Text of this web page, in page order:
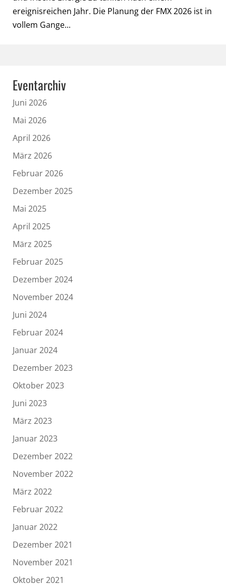
ereignisreichen Jahr. Die Planung der FMX 2026 ist in
vollem Gange...
Eventarchiv
Juni 2026
Mai 2026
April 2026
März 2026
Februar 2026
Dezember 2025
Mai 2025
April 2025
März 2025
Februar 2025
Dezember 2024
November 2024
Juni 2024
Februar 2024
Januar 2024
Dezember 2023
Oktober 2023
Juni 2023
März 2023
Januar 2023
Dezember 2022
November 2022
März 2022
Februar 2022
Januar 2022
Dezember 2021
November 2021
Oktober 2021